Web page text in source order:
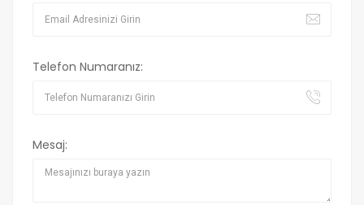
Telefon Numaranız:
Mesaj: